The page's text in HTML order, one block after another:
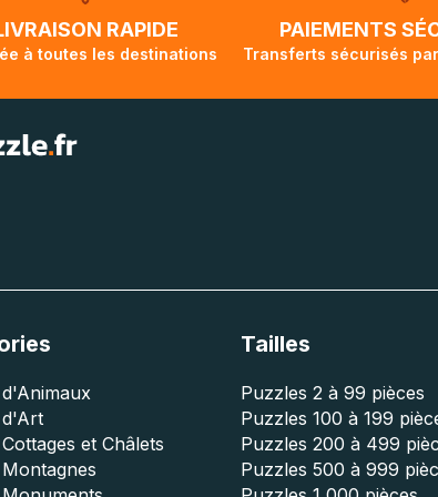
lorsque votre colis aura touché
RAPIDE
à toutes les destinations
PAIEMENTS
Transferts sécurisés
et Châlets
Tailles
Puzzles 2 à 99 pièces
Puzzles 100 à 199
Puzzles 200 à 499
Puzzles 500 à 999